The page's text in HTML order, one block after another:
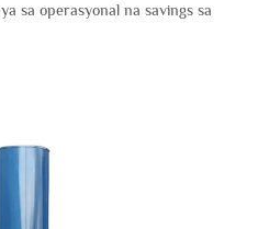
sa operasyonal na savings sa